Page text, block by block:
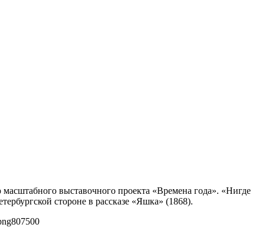
выставочного проекта «Времена года». «Нигде
стороне в рассказе «Яшка» (1868).
807500